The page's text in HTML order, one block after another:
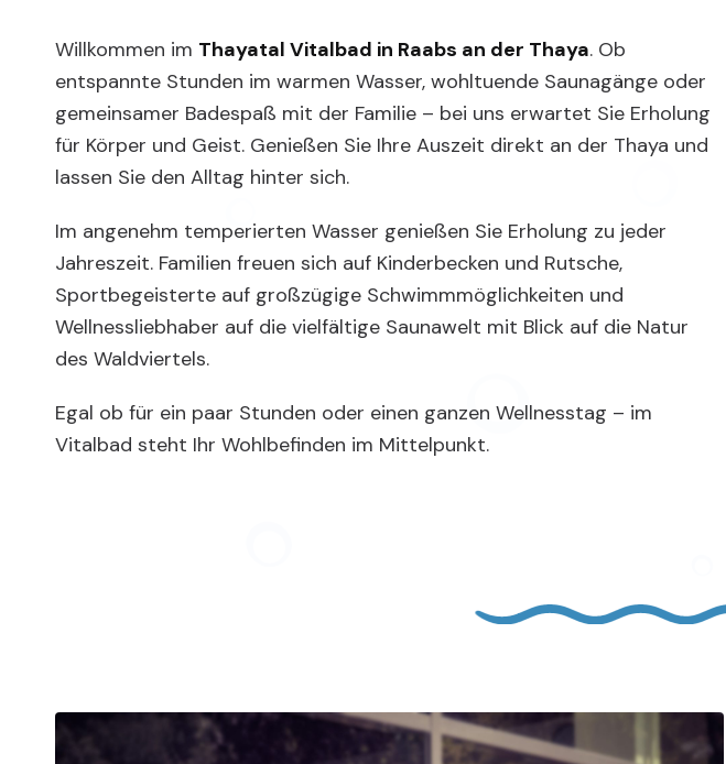
Willkommen im Thayatal Vitalbad in Raabs an der Thaya. Ob
entspannte Stunden im warmen Wasser, wohltuende Saunagänge oder
gemeinsamer Badespaß mit der Familie – bei uns erwartet Sie Erholung
für Körper und Geist. Genießen Sie Ihre Auszeit direkt an der Thaya und
lassen Sie den Alltag hinter sich.
Im angenehm temperierten Wasser genießen Sie Erholung zu jeder
Jahreszeit. Familien freuen sich auf Kinderbecken und Rutsche,
Sportbegeisterte auf großzügige Schwimmmöglichkeiten und
Wellnessliebhaber auf die vielfältige Saunawelt mit Blick auf die Natur
des Waldviertels.
Egal ob für ein paar Stunden oder einen ganzen Wellnesstag – im
Vitalbad steht Ihr Wohlbefinden im Mittelpunkt.